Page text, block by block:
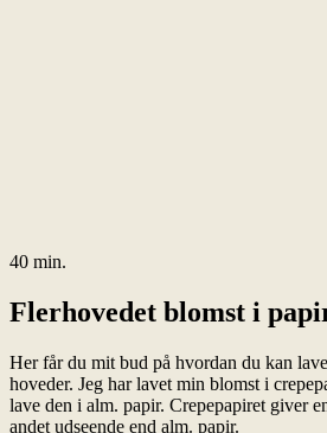
40 min.
Flerhovedet blomst i
Her får du mit bud på hvordan du kan
hoveder. Jeg har lavet min blomst i
lave den i alm. papir. Crepepapiret giver
andet udseende end alm. papir.